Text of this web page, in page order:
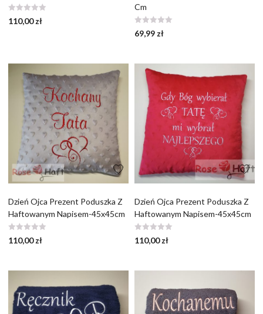
110,00zł
Cm
69,99 zł
Dzień Ojca Prezent Poduszka Z
Haftowanym Napisem-45x45cm
110,00zł
Dzień Ojca Prezent Poduszka Z
Haftowanym Napisem-45x45cm
110,00zł